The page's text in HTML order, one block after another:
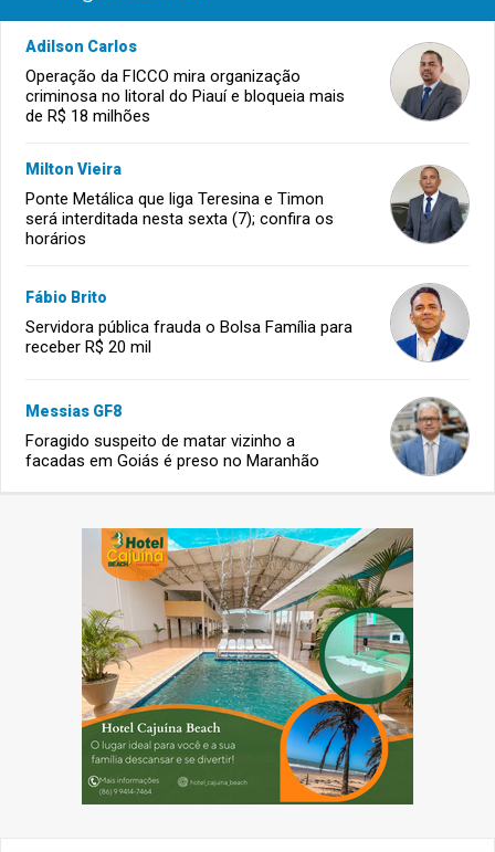
Adilson Carlos
Operação da FICCO mira organização
criminosa no litoral do Piauí e bloqueia mais
de R$ 18 milhões
Milton Vieira
Ponte Metálica que liga Teresina e Timon
será interditada nesta sexta (7); confira os
horários
Fábio Brito
Servidora pública frauda o Bolsa Família para
receber R$ 20 mil
Messias GF8
Foragido suspeito de matar vizinho a
facadas em Goiás é preso no Maranhão